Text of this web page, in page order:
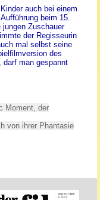
auch bei einem
beim 15.
Zuschauer
der Regisseurin
mal selbst seine
des
man gespannt
Moment, der
von ihrer Phantasie